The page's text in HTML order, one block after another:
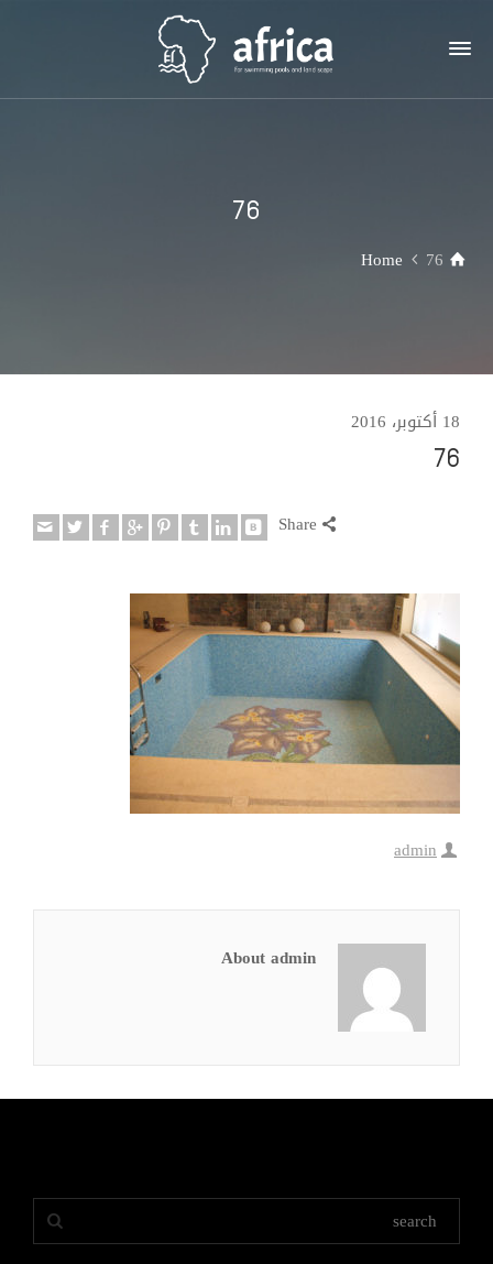
76
Home 76
18 أكتوبر، 2016
76
Share
admin
About admin